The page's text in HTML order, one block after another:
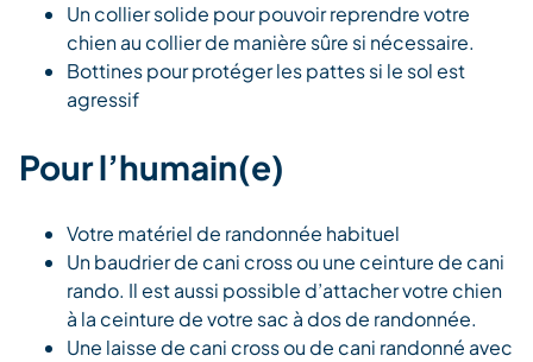
Un collier solide pour pouvoir reprendre votre
chien au collier de manière sûre si nécessaire.
Bottines pour protéger les pattes si le sol est
agressif
Pour l’humain(e)
Votre matériel de randonnée habituel
Un baudrier de cani cross ou une ceinture de cani
rando. Il est aussi possible d’attacher votre chien
à la ceinture de votre sac à dos de randonnée.
Une laisse de cani cross ou de cani randonné avec